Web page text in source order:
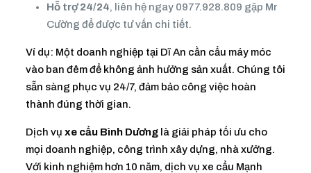
Hỗ trợ 24/24, liên hệ ngay 0977.928.809 gặp Mr
Cường để được tư vấn chi tiết.
Ví dụ: Một doanh nghiệp tại Dĩ An cần cẩu máy móc
vào ban đêm để không ảnh hưởng sản xuất. Chúng tôi
sẵn sàng phục vụ 24/7, đảm bảo công việc hoàn
thành đúng thời gian.
Dịch vụ xe cẩu Bình Dươnglà giải pháp tối ưu cho
mọi doanh nghiệp, công trình xây dựng, nhà xưởng.
Với kinh nghiệm hơn 10 năm, dịch vụ xe cẩu Mạnh